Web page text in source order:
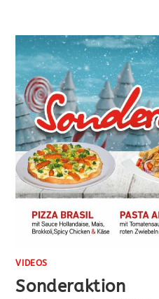
VIDEOS
Sonderaktion